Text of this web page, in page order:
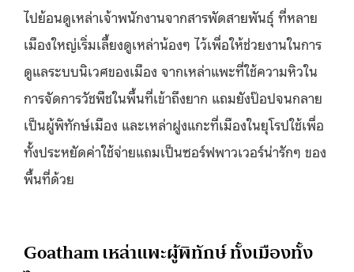
ไปย้อนดูเหล่าเจ้าพนักงานจากสารพัดสายพันธุ์ ที่หลาย
เมืองใหญ่เริ่มเลี้ยงดูเหล่าน้องๆ ไว้เพื่อให้ช่วยงานในการ
ดูแลระบบนิเวศของเมือง จากเหล่าแพะที่ใช้ความหิวใน
การจัดการวัชพืชในพื้นที่เข้าถึงยาก แถมยังป๊อปจนกลาย
เป็นผู้พิทักษ์เมือง และเหล่าฝูงแกะที่เมืองในยุโรปใช้เพื่อ
ทั้งประหยัดค่าใช้จ่ายแถมเป็นซอร์ฟพาวเวอร์น่ารักๆ ของ
พื้นที่ด้วย
Goatham เหล่าแพะผู้พิทักษ์ ทั้งเมืองทั้ง